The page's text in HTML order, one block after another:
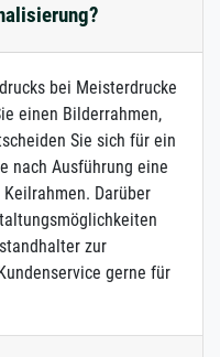
bei Meisterdrucke
einen Bilderrahmen,
Sie sich für ein
nach Ausführung eine
Darüber
zur
gerne für